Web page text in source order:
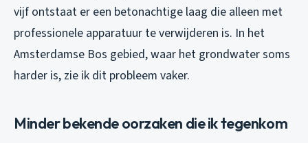
vijf ontstaat er een betonachtige laag die alleen met
professionele apparatuur te verwijderen is. In het
Amsterdamse Bos gebied, waar het grondwater soms
harder is, zie ik dit probleem vaker.
Minder bekende oorzaken die ik tegenkom